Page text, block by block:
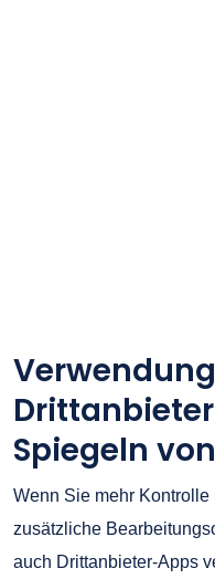
Spiegeln
Wenn Sie mehr
zusätzliche
auch Drittanbieter-Apps